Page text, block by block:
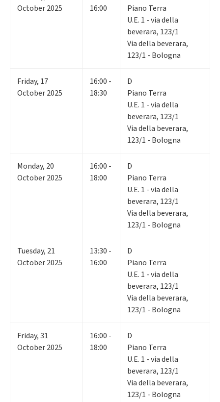
October 2025
16:00
Piano Terra
U.E. 1 - via della
beverara, 123/1
Via della beverara,
123/1 - Bologna
Friday, 17
October 2025
16:00 -
18:30
D
Piano Terra
U.E. 1 - via della
beverara, 123/1
Via della beverara,
123/1 - Bologna
Monday, 20
October 2025
16:00 -
18:00
D
Piano Terra
U.E. 1 - via della
beverara, 123/1
Via della beverara,
123/1 - Bologna
Tuesday, 21
October 2025
13:30 -
16:00
D
Piano Terra
U.E. 1 - via della
beverara, 123/1
Via della beverara,
123/1 - Bologna
Friday,31
October 2025
16:00 -
18:00
D
Piano Terra
U.E. 1 - via della
beverara, 123/1
Via della beverara,
123/1 - Bologna